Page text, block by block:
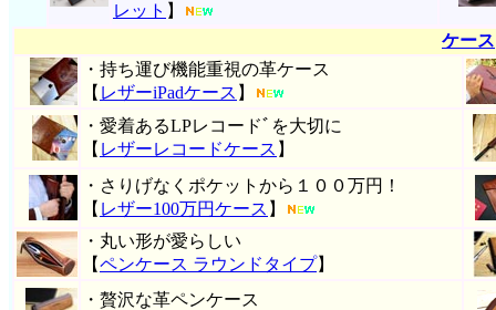
レット 】
ケース
・持ち運び機能重視の革ケース
【 レザーiPadケース 】
・愛着あるLPレコードﾞを大切に
【 レザーレコードケース 】
・さりげなくポケットから１００万円！
【 レザー100万円ケース 】
・丸い形が愛らしい
【ペンケース ラウンドタイプ】
・贅沢な革ペンケース